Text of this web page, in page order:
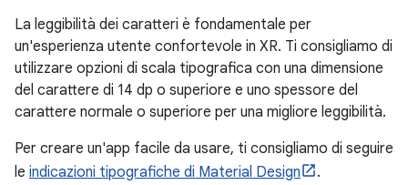
La leggibilità dei caratteri è fondamentale per
un'esperienza utente confortevole in XR. Ti consigliamo di
utilizzare opzioni di scala tipografica con una dimensione
del carattere di 14 dp o superiore e uno spessore del
carattere normale o superiore per una migliore leggibilità.
Per creare un'app facile da usare, ti consigliamo di seguire
le indicazioni tipografiche di Material Design .